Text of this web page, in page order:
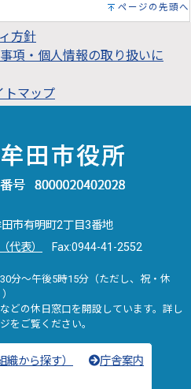
ページの先頭へ
方針
項・個人情報の取り扱いに
トマップ
市有明町2丁目3番地
代表） Fax:0944-41-2552
分～午後5時15分（ただし、祝・休
どの休日窓口を開設しています。詳し
をご覧ください。
から探す）
庁舎案内